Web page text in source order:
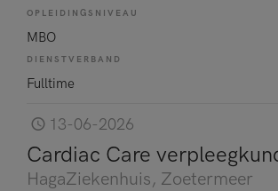
OPLEIDINGSNIVEAU
MBO
DIENSTVERBAND
Fulltime
13-06-2026
Cardiac Care
HagaZiekenhuis, Zoetermeer